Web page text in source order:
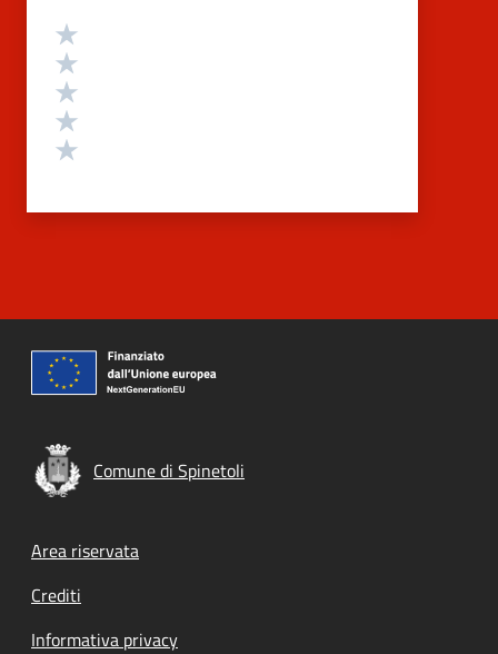
Valutazione
Comune di Spinetoli
Footer menu
Area riservata
Crediti
Informativa privacy